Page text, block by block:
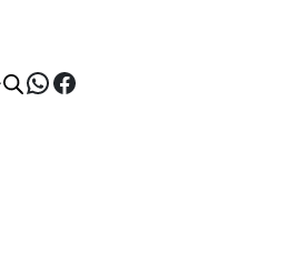
WhatsApp
Facebook